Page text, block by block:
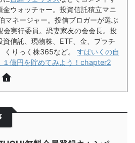
金ウォッチャー。投資信託積立マニ
マネージャー。投信ブロガーが選ぶ
会実行委員。恐妻家友の会会長。投
資信託、現物株、ETF、金、プラチ
くりっく株365など。 すぱいくの自
１億円を貯めてみよう！chapter2